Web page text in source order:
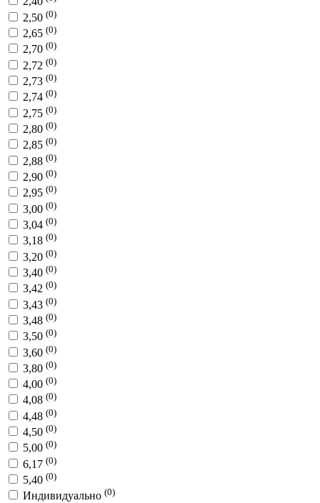
2,50 (0)
2,65 (0)
2,70 (0)
2,72 (0)
2,73 (0)
2,74 (0)
2,75 (0)
2,80 (0)
2,85 (0)
2,88 (0)
2,90 (0)
2,95 (0)
3,00 (0)
3,04 (0)
3,18 (0)
3,20 (0)
3,40 (0)
3,42 (0)
3,43 (0)
3,48 (0)
3,50 (0)
3,60 (0)
3,80 (0)
4,00 (0)
4,08 (0)
4,48 (0)
4,50 (0)
5,00 (0)
6,17 (0)
5,40 (0)
Индивидуально (0)